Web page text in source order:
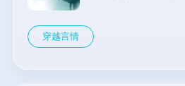
穿越言情